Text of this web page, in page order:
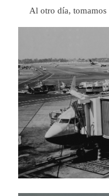
Al otro día, tomamos